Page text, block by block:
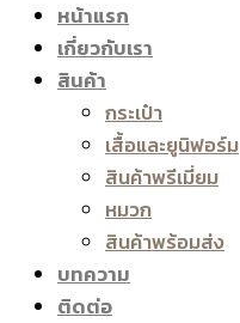
หน้าแรก
เกี่ยวกับเรา
สินค้า
กระเป๋า
เสื้อและยูนิฟอร์ม
สินค้าพรีเมี่ยม
หมวก
สินค้าพร้อมส่ง
บทความ
ติดต่อ